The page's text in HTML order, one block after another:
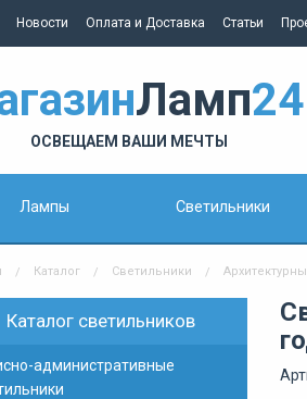
Новости Оплата и Доставка Статьи
Ламп24
ОСВЕЩАЕМ ВАШИ МЕЧТЫ
Лампы Светильники
Каталог Светильники
Каталог светильников
административные